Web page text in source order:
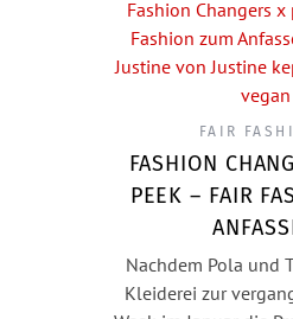
FAIR
FASHION
PEEK – FAIR
Nachdem Pola und
Kleiderei zur